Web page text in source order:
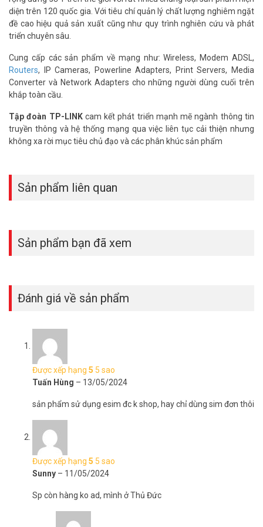
– Cổng kết nối: 1 cổng LAN 10/100Mbps, 1 Cổng LAN/WAN
10/100Mbps,
– 1 Khe Cắm Thẻ Micro SIM
– Angten: Ăng-ten ngầm
– Hỗ trợ Sim: Hỗ trợ sim đa mạng
– Nút: Reset/WPS Button
– Nguồn cấp: 9V/0.85A
– Kích thước: 174×130×60 mm
– Sản xuất tại: Trung Quốc
– Thương hiệu của: Trung Quốc
– Bảo hành: 24 tháng
Trọn gói sản phẩm bao gồm:
– 1,5m dây cấp nguồn
– Hướng dẫn cài đặt nhanh
diện trên 120 quốc gia. Với tiêu chí quản lý chất lượng nghiêm ngặt
đề cao hiệu quả sản xuất cũng như quy trình nghiên cứu và phát
triển chuyên sâu.
Cung cấp các sản phẩm về mạng như: Wireless, Modem ADSL,
Routers, IP Cameras, Powerline Adapters, Print Servers, Media
Converter và Network Adapters cho những người dùng cuối trên
khắp toàn cầu.
Tập đoàn TP-LINKcam kết phát triển mạnh mẽ ngành thông tin
truyền thông và hệ thống mạng qua việc liên tục cải thiện nhưng
không xa rời mục tiêu chủ đạo và các phân khúc sản phẩm
Sản phẩm liên quan
Sản phẩm bạn đã xem
Đánh giá về sản phẩm
Được xếp hạng 5 5 sao
Tuấn Hùng – 13/05/2024
sản phẩm sử dụng esim đc k shop, hay chỉ dùng sim đơn thôi
Được xếp hạng 5 5 sao
Sunny – 11/05/2024
Sp còn hàng ko ad, mình ở Thủ Đức